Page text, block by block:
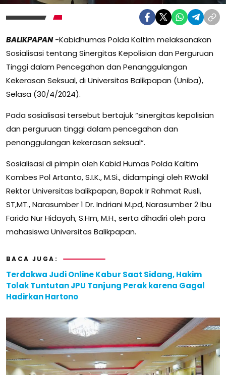
BALIKPAPAN-Kabidhumas Polda Kaltim melaksanakan
Sosialisasi tentang Sinergitas Kepolisian dan Perguruan
Tinggi dalam Pencegahan dan Penanggulangan
Kekerasan Seksual, di Universitas Balikpapan (Uniba),
Selasa (30/4/2024).
Pada sosialisasi tersebut bertajuk “sinergitas kepolisian
dan perguruan tinggi dalam pencegahan dan
penanggulangan kekerasan seksual“.
Sosialisasi di pimpin oleh Kabid Humas Polda Kaltim
Kombes Pol Artanto, S.I.K., M.Si., didampingi oleh RWakil
Rektor Universitas balikpapan, Bapak Ir Rahmat Rusli,
ST,MT., Narasumber 1 Dr. Indriani M.pd, Narasumber 2 Ibu
Farida Nur Hidayah, S.Hm, M.H., serta dihadiri oleh para
mahasiswa Universitas Balikpapan.
BACA JUGA:
Terdakwa Judi Online Kabur Saat Sidang, Hakim
Tolak Tuntutan JPU Tanjung Perak karena Gagal
Hadirkan Hartono